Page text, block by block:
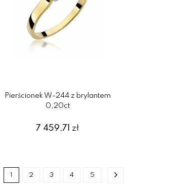
Pierścionek W-244 z brylantem
0,20ct
7 459,71zł
1 2 3 4 5